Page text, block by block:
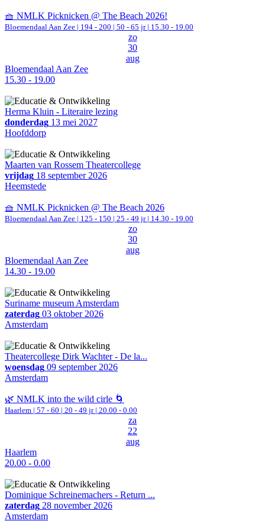
🧺 NMLK Picknicken @ The Beach 2026!
Bloemendaal Aan Zee | 194 - 200 | 50 - 65 jr | 15.30 - 19.00
zo
30
aug
Bloemendaal Aan Zee
15.30 - 19.00
Herma Kluin - Literaire lezing
donderdag 13 mei 2027
Hoofddorp
Maarten van Rossem Theatercollege
vrijdag 18 september 2026
Heemstede
🧺 NMLK Picknicken @ The Beach 2026
Bloemendaal Aan Zee | 125 - 150 | 25 - 49 jr | 14.30 - 19.00
zo
30
aug
Bloemendaal Aan Zee
14.30 - 19.00
Suriname museum Amsterdam
zaterdag 03 oktober 2026
Amsterdam
Theatercollege Dirk Wachter - De la...
woensdag 09 september 2026
Amsterdam
🌿 NMLK into the wild cirle 🌀
Haarlem | 57 - 60 | 20 - 49 jr | 20.00 - 0.00
za
22
aug
Haarlem
20.00 - 0.00
Dominique Schreinemachers - Return ...
zaterdag 28 november 2026
Amsterdam